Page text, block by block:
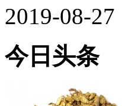
2019-08-27
今日头条